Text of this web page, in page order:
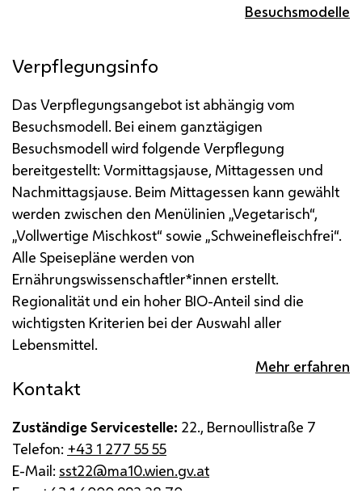
Besuchsmodelle
Verpflegungsinfo
Das Verpflegungsangebot ist abhängig vom
Besuchsmodell. Bei einem ganztägigen
Besuchsmodell wird folgende Verpflegung
bereitgestellt: Vormittagsjause, Mittagessen und
Nachmittagsjause. Beim Mittagessen kann gewählt
werden zwischen den Menülinien „Vegetarisch“,
„Vollwertige Mischkost“ sowie „Schweinefleischfrei“.
Alle Speisepläne werden von
Ernährungswissenschaftler*innen erstellt.
Regionalität und ein hoher BIO-Anteil sind die
wichtigsten Kriterien bei der Auswahl aller
Lebensmittel.
Mehr erfahren
Kontakt
Zuständige Servicestelle: 22., Bernoullistraße 7
Telefon: +43 1 277 55 55
E-Mail: sst22@ma10.wien.gv.at
Fax:
+43 1 4000 992 28 70